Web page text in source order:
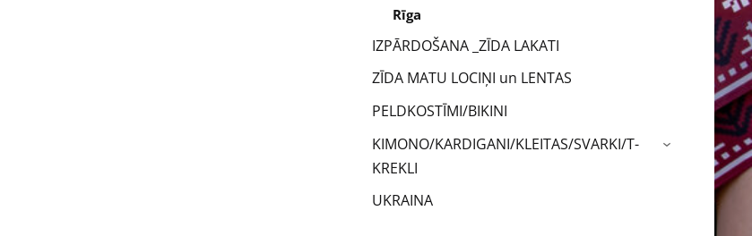
Rīga
IZPĀRDOŠANA _ZĪDA LAKATI
ZĪDA MATU LOCIŅI un LENTAS
PELDKOSTĪMI/BIKINI
KIMONO/KARDIGANI/KLEITAS/SVARKI/T-
KREKLI
›
UKRAINA